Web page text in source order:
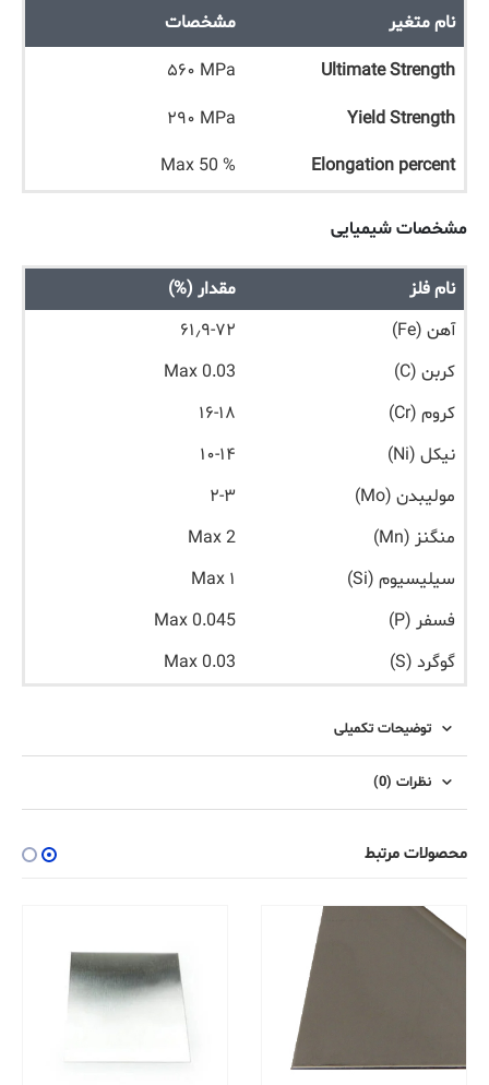
نام متغیر
مشخصات
Ultimate Strength
۵۶۰ MPa
Yield Strength
۲۹۰ MPa
Elongation percent
Max 50 %
مشخصات شیمیایی
نام فلز
مقدار (%)
آهن (Fe)
۶۱٫۹-۷۲
کربن (C)
Max 0.03
کروم (Cr)
۱۶-۱۸
نیکل (Ni)
۱۰-۱۴
مولیبدن (Mo)
۲-۳
منگنز (Mn)
Max 2
سیلیسیوم (Si)
۱ Max
فسفر (P)
Max 0.045
گوگرد (S)
Max 0.03
توضیحات تکمیلی
نظرات (0)
محصولات مرتبط